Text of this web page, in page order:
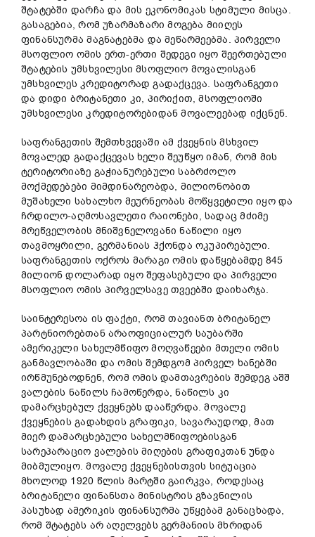
შტატებში დარჩა და მის ეკონომიკას სტიმული მისცა.
გასაგებია, რომ უზარმაზარი მოგება მიიღეს
ფინანსურმა მაგნატებმა და მეწარმეებმა. პირველი
მსოფლიო ომის ერთ-ერთი შედეგი იყო შეერთებული
შტატების უმსხვილესი მსოფლიო მოვალისგან
უმსხვილეს კრედიტორად გადაქცევა. საფრანგეთი
და დიდი ბრიტანეთი კი, პირიქით, მსოფლიოში
უმსხვილესი კრედიტორებიდან მოვალეებად იქცნენ.
საფრანგეთის შემთხვევაში ამ ქვეყნის მსხვილ
მოვალედ გადაქცევას ხელი შეუწყო იმან, რომ მის
ტერიტორიაზე გაჭიანურებული საბრძოლო
მოქმედებები მიმდინარეობდა, მილიონობით
მუშახელი სახალხო მეურნეობას მოწყვეტილი იყო და
ჩრდილო-აღმოსავლეთი რაიონები, სადაც მძიმე
მრეწველობის მნიშვნელოვანი ნაწილი იყო
თავმოყრილი, გერმანიას ჰქონდა ოკუპირებული.
საფრანგეთის ოქროს მარაგი ომის დაწყებამდე 845
მილიონ დოლარად იყო შეფასებული და პირველი
მსოფლიო ომის პირველსავე თვეებში დაიხარჯა.
საინტერესოა ის ფაქტი, რომ თავიანთ ბრიტანელ
პარტნიორებთან არაოფიციალურ საუბარში
ამერიკელი სახელმწიფო მოღვაწეები მთელი ომის
განმავლობაში და ომის შემდგომ პირველ ხანებში
ირწმუნებოდნენ, რომ ომის დამთავრების შემდეგ აშშ
ვალების ნაწილს ჩამოწერდა, ნაწილს კი
დამარცხებულ ქვეყნებს დააწერდა. მოვალე
ქვეყნების გადახდის გრაფიკი, სავარაუდოდ, მათ
მიერ დამარცხებული სახელმწიფოებისგან
სარეპარაციო ვალების მიღების გრაფიკთან უნდა
მიბმულიყო. მოვალე ქვეყნებისთვის სიტუაცია
მხოლოდ 1920 წლის მარტში გაირკვა, როდესაც
ბრიტანელი ფინანსთა მინისტრის გზავნილის
პასუხად ამერიკის ფინანსურმა უწყებამ განაცხადა,
რომ შტატებს არ აღელვებს გერმანიის მხრიდან